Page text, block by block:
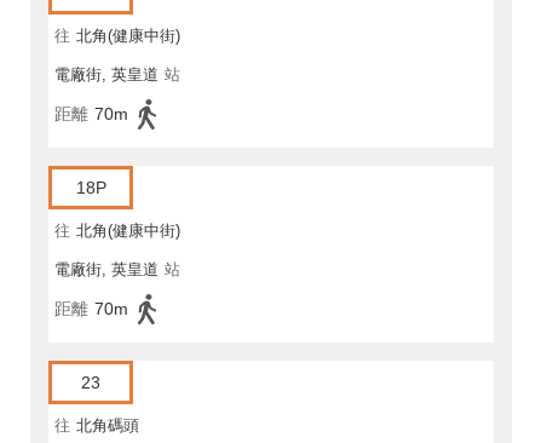
往 北角(健康中街)
電廠街, 英皇道 站
距離 70m
18P
往 北角(健康中街)
電廠街, 英皇道 站
距離 70m
23
往 北角碼頭